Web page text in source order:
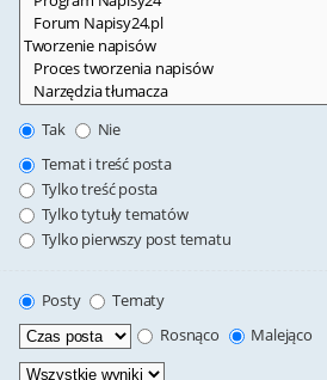
Tak
Nie
Temat i treść posta
Tylko treść posta
Tylko tytuły tematów
Tylko pierwszy post tematu
Posty
Tematy
Rosnąco
Malejąco